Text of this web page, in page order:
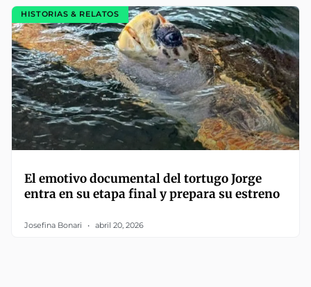
HISTORIAS & RELATOS
El emotivo documental del tortugo Jorge
entra en su etapa final y prepara su estreno
Josefina Bonari abril 20, 2026